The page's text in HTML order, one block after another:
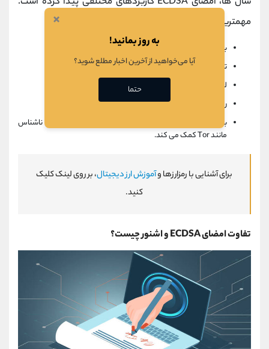
مهمترین آنها عبارتند از:
برنامه های پیام رسان مانند WhatsApp
تایید واریز و دریافت در کیف پول ارز دیجیتال
لایه های انتقال و امنیت TLS و SSL در مرورگرهای وب
رمزگذاری اتصالات در وب سایت های HTTPS
به محافظت از حریم خصوصی کاربر در برنامه های ارتباطی ناشناس
مانند Tor کمک می کند.
برای آشنایی با رمزارزها وآموزش ارز دیجیتال، بر روی لینک کلیک
کنید.
تفاوت امضای ECDSA و اشنور چیست؟
×
به روز بمانید!
آیا می‌خواهید از آخرین اخبار مطلع شوید؟
حتما